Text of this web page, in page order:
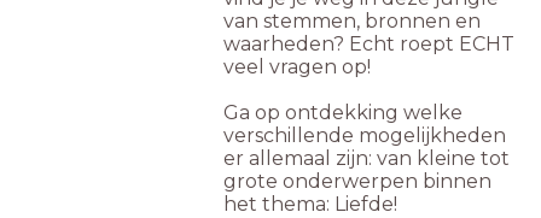
van stemmen, bronnen en
waarheden? Echt roept ECHT
veel vragen op!
Ga op ontdekking welke
verschillende mogelijkheden
er allemaal zijn: van kleine tot
grote onderwerpen binnen
het thema: Liefde!